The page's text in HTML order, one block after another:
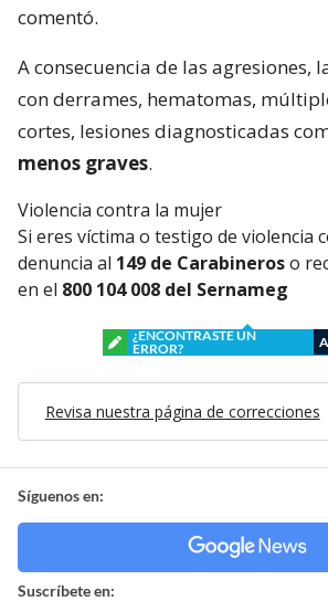
comentó.
A consecuencia de las agresiones,
con derrames, hematomas,
cortes, lesiones diagnosticadas
menos graves.
Violencia contra la mujer
Si eres víctima o testigo de violencia
denuncia al 149 de Carabineroso
en el 800 104 008 del Sernameg
¿ENCONTRASTE UN
ERROR?
Revisa nuestra página de correcciones
Síguenos en:
Suscríbete en: